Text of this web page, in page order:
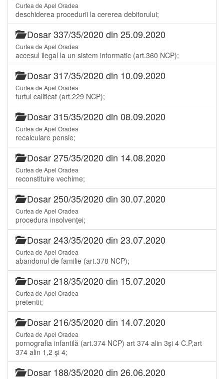
Curtea de Apel Oradea
deschiderea procedurii la cererea debitorului;
Dosar 337/35/2020 din 25.09.2020
Curtea de Apel Oradea
accesul ilegal la un sistem informatic (art.360 NCP);
Dosar 317/35/2020 din 10.09.2020
Curtea de Apel Oradea
furtul calificat (art.229 NCP);
Dosar 315/35/2020 din 08.09.2020
Curtea de Apel Oradea
recalculare pensie;
Dosar 275/35/2020 din 14.08.2020
Curtea de Apel Oradea
reconstituire vechime;
Dosar 250/35/2020 din 30.07.2020
Curtea de Apel Oradea
procedura insolvenţei;
Dosar 243/35/2020 din 23.07.2020
Curtea de Apel Oradea
abandonul de familie (art.378 NCP);
Dosar 218/35/2020 din 15.07.2020
Curtea de Apel Oradea
pretentii;
Dosar 216/35/2020 din 14.07.2020
Curtea de Apel Oradea
pornografia infantilă (art.374 NCP) art 374 alin 3şi 4 C.P,art
374 alin 1,2 şi 4;
Dosar 188/35/2020 din 26.06.2020